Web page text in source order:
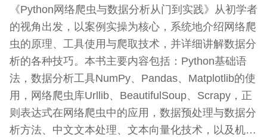
《Python网络爬虫与数据分析从门到实践》从初学者
的视角出发，以案例实操为核心，系统地介绍网络爬
虫的原理、工具使用与爬取技术，并详细讲解数据分
析的各种技巧。本书主要内容包括：Python基础语
法，数据分析工具NumPy、Pandas、Matplotlib的使
用，网络爬虫库Urllib、BeautifulSoup、Scrapy，正
则表达式在网络爬虫中的应用，数据预处理与数据分
析方法、中文文本处理、文本向量化技术，以及机器